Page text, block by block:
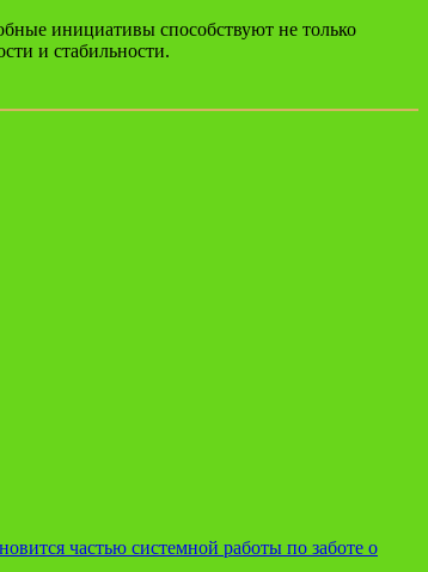
инициативы способствуют не только
и стабильности.
частью системной работы по заботе о